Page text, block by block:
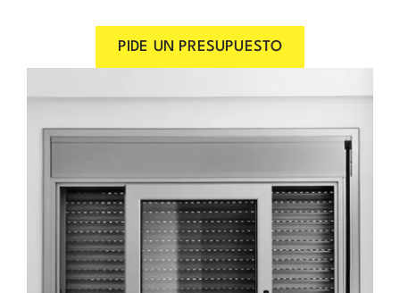
PIDE UN PRESUPUESTO